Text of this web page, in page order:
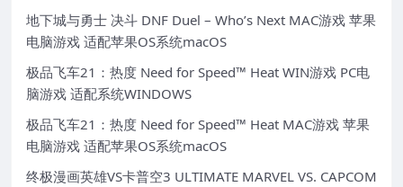
地下城与勇士 决斗 DNF Duel – Who’s Next MAC游戏 苹果
电脑游戏 适配苹果OS系统macOS
极品飞车21：热度 Need for Speed™ Heat WIN游戏 PC电
脑游戏 适配系统WINDOWS
极品飞车21：热度 Need for Speed™ Heat MAC游戏 苹果
电脑游戏 适配苹果OS系统macOS
终极漫画英雄VS卡普空3 ULTIMATE MARVEL VS. CAPCOM